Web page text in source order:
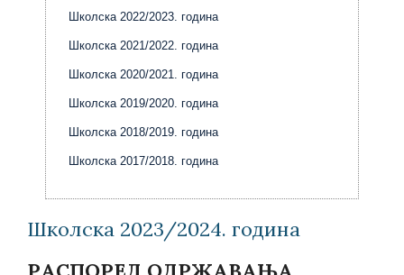
Школска 2022/2023. година
Школска 2021/2022. година
Школска 2020/2021. година
Школска 2019/2020. година
Школска 2018/2019. година
Школска 2017/2018. година
Школска 2023/2024. година